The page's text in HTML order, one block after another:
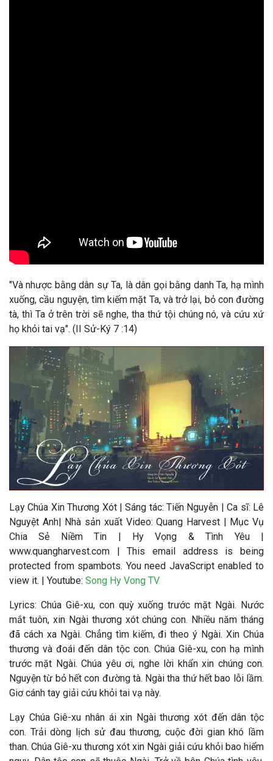
"Và nhược bằng dân sự Ta, là dân gọi bằng danh Ta, hạ mình
xuống, cầu nguyện, tìm kiếm mặt Ta, và trở lại, bỏ con đường
tà, thì Ta ở trên trời sẽ nghe, tha thứ tội chúng nó, và cứu xứ
họ khỏi tai vạ". (II Sử-Ký 7 :14)
Lạy Chúa Xin Thương Xót | Sáng tác:Tiến Nguyễn |Ca sĩ: Lê
Nguyệt Anh| Nhà sản xuất Video: Quang Harvest | Mục Vụ
Chia Sẻ Niềm Tin | Hy Vọng & Tình Yêu |
www.quangharvest.com |This email address is being
protected from spambots. You need JavaScript enabled to
view it. | Youtube: Song Hy Vong TV
Lyrics: Chúa Giê-xu, con quỳ xuống trước mặt Ngài. Nước
mắt tuôn, xin Ngài thương xót chúng con. Nhiều năm tháng
đã cách xa Ngài. Chẳng tìm kiếm, đi theo ý Ngài. Xin Chúa
thương và đoái đến dân tộc con. Chúa Giê-xu, con hạ mình
trước mặt Ngài. Chúa yêu ơi, nghe lời khẩn xin chúng con.
Nguyện từ bỏ hết con đường tà. Ngài tha thứ hết bao lỗi lầm.
Giơ cánh tay giải cứu khỏi tai vạ này.
Lạy Chúa Giê-xu nhân ái xin Ngài thương xót đến dân tộc
con. Trải dòng lịch sử đau thương, cuộc đời gian khó lầm
than. Chúa Giê-xu thương xót xin Ngài giải cứu khỏi bao hiểm